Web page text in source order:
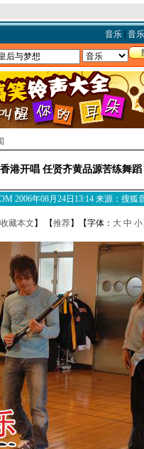
音乐| 音
港开唱 任贤齐黄品源苦练舞蹈
2006年08月24日13:14 来源：搜狐
收藏本文 】 【推荐】【字体： 大 中 小